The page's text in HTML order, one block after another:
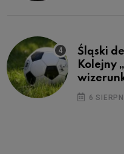
Śląski
Kolejny
6